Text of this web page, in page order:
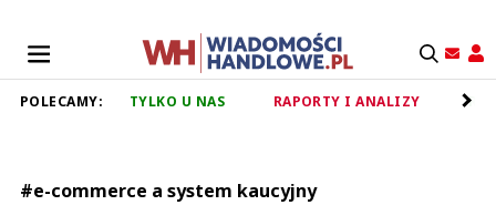
POLECAMY: TYLKO U NAS RAPORTY I ANALIZY
#e-commerce a system kaucyjny